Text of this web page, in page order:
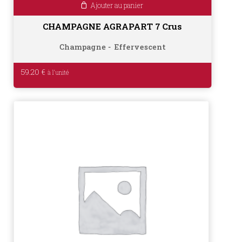
Ajouter au panier
CHAMPAGNE AGRAPART 7 Crus
Champagne Effervescent
59.20 €